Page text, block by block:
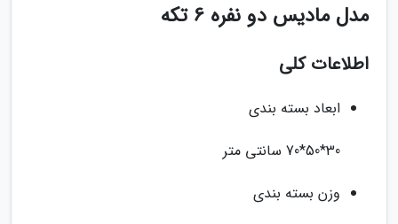
مدل مادیس دو نفره 6 تکه
اطلاعات کلی
ابعاد بسته بندی
30*50*70 سانتی متر
وزن بسته بندی